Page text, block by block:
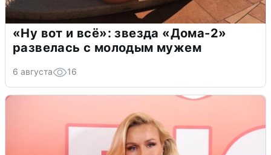
«Ну вот и всё»: звезда «Дома-2»
развелась с молодым мужем
6 августа 16